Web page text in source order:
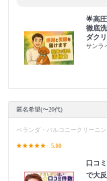
🌟高
徹底
ダク
サンラ
匿名希望(〜20代)
ベランダ・バルコニークリーニ
5.00
口コ
で大